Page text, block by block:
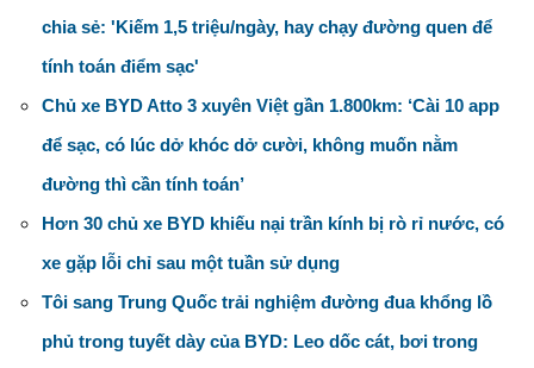
chia sẻ: 'Kiếm 1,5 triệu/ngày, hay chạy đường quen để
tính toán điểm sạc'
Chủ xe BYD Atto 3 xuyên Việt gần 1.800km: ‘Cài 10 app
để sạc, có lúc dở khóc dở cười, không muốn nằm
đường thì cần tính toán’
Hơn 30 chủ xe BYD khiếu nại trần kính bị rò rỉ nước, có
xe gặp lỗi chỉ sau một tuần sử dụng
Tôi sang Trung Quốc trải nghiệm đường đua khổng lồ
phủ trong tuyết dày của BYD: Leo dốc cát, bơi trong